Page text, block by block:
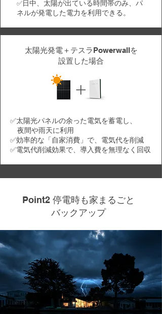
✅日中、太陽が出ている時間帯のみ、パ
ネルが発電した電力を利用できる。
太陽光発電＋テスラPowerwallを
​設置した場合
✅太陽光パネルの余った電気を蓄電し、
夜間や雨天に利用
✅効率的な「自家消費」で、電気代を削減
✅電気代削減効果で、導入費を無理なく回収
Point2 停電時も家まるごと
バックアップ